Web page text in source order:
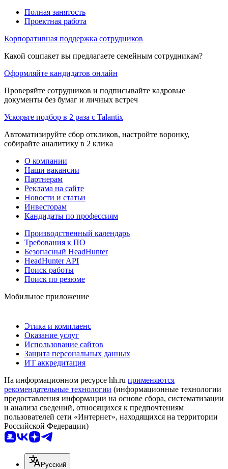
Полная занятость
Проектная работа
Корпоративная поддержка сотрудников
Какой соцпакет вы предлагаете семейным сотрудникам?
Оформляйте кандидатов онлайн
Проверяйте сотрудников и подписывайте кадровые
документы без бумаг и личных встреч
Ускорьте подбор в 2 раза с Talantix
Автоматизируйте сбор откликов, настройте воронку,
собирайте аналитику в 2 клика
О компании
Наши вакансии
Партнерам
Реклама на сайте
Новости и статьи
Инвесторам
Кандидаты по профессиям
Производственный календарь
Требования к ПО
Безопасный HeadHunter
HeadHunter API
Поиск работы
Поиск по резюме
Мобильное приложение
Этика и комплаенс
Оказание услуг
Использование сайтов
Защита персональных данных
ИТ аккредитация
На информационном ресурсе hh.ru применяются
рекомендательные технологии (информационные технологии
предоставления информации на основе сбора, систематизации
и анализа сведений, относящихся к предпочтениям
пользователей сети «Интернет», находящихся на территории
Российской Федерации)
Русский